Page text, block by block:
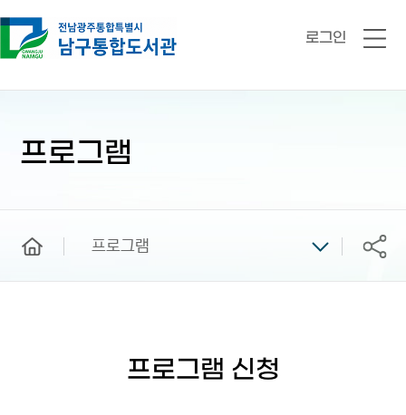
로그인
전
프로그램
프로그램 공유
프로그램 신청